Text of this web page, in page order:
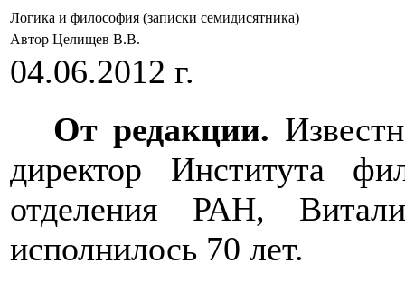
Логика и философия (записки семидисятника)
Автор Целищев В.В.
04.06.2012 г.
От редакции.
директор Института
отделения РАН,
исполнилось 70 лет.